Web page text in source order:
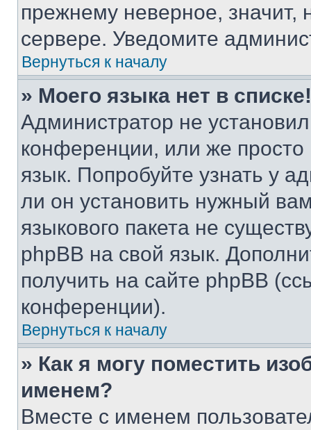
прежнему неверное, значит,
сервере. Уведомите
Вернуться к началу
» Моего языка нет в списке!
Администратор не
конференции, или же
язык. Попробуйте узнать у
ли он установить нужный
языкового пакета не
phpBB на свой язык.
получить на сайте phpBB
конференции).
Вернуться к началу
» Как я могу поместить
именем?
Вместе с именем